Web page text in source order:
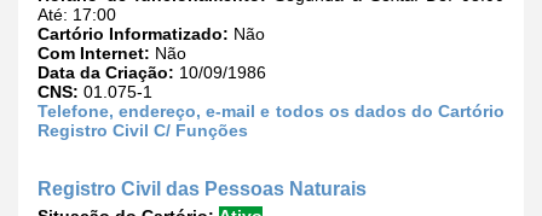
Até: 17:00
Cartório Informatizado: Não
Com Internet: Não
Data da Criação: 10/09/1986
CNS: 01.075-1
Telefone, endereço, e-mail e todos os dados do Cartório
Registro Civil C/ Funções
Registro Civil das Pessoas Naturais